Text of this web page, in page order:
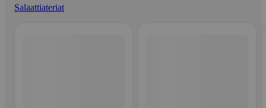
Salaattiateriat